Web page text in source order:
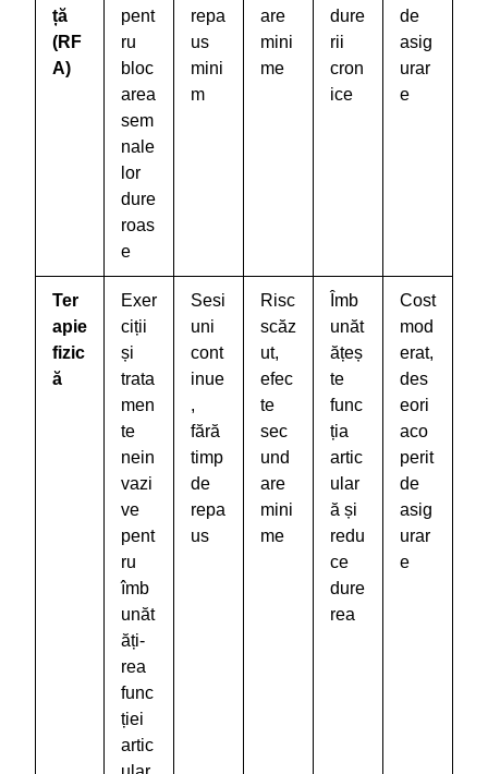
ță
(RF
A)
pent
ru
bloc
area
sem
nale
lor
dure
roas
e
repa
us
mini
m
are
mini
me
dure
rii
cron
ice
de
asig
urar
e
Ter
apie
fizic
ă
Exer
ciții
și
trata
men
te
nein
vazi
ve
pent
ru
îmb
unăt
ăți-
rea
func
ției
artic
Sesi
uni
cont
inue
,
fără
timp
de
repa
us
Risc
scăz
ut,
efec
te
sec
und
are
mini
me
Îmb
unăt
ățeș
te
func
ția
artic
ular
ă și
redu
ce
dure
rea
Cost
mod
erat,
des
eori
aco
perit
de
asig
urar
e